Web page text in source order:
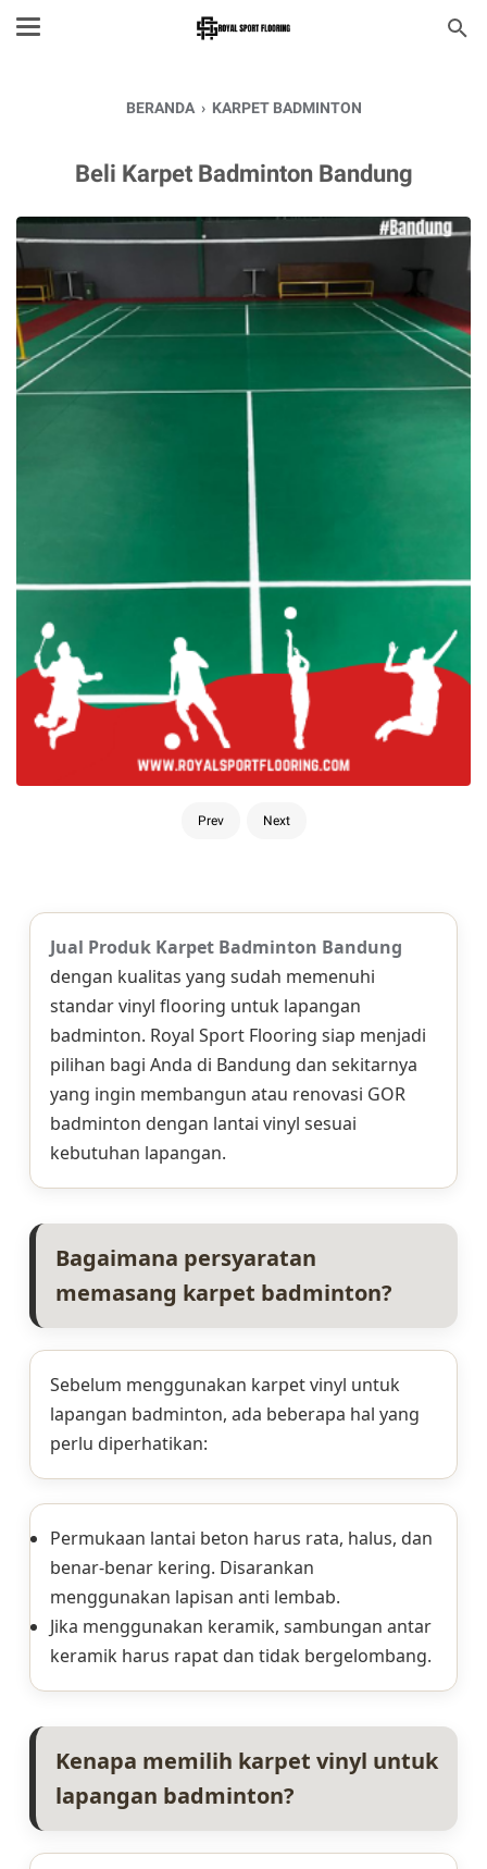
BERANDA › KARPET BADMINTON
Beli Karpet Badminton Bandung
Prev Next
Jual Produk Karpet Badminton Bandung
dengan kualitas yang sudah memenuhi
standar vinyl flooring untuk lapangan
badminton. Royal Sport Flooring siap menjadi
pilihan bagi Anda di Bandung dan sekitarnya
yang ingin membangun atau renovasi GOR
badminton dengan lantai vinyl sesuai
kebutuhan lapangan.
Bagaimana persyaratan
memasang karpet badminton?
Sebelum menggunakan karpet vinyl untuk
lapangan badminton, ada beberapa hal yang
perlu diperhatikan:
Permukaan lantai beton harus rata, halus, dan
benar-benar kering. Disarankan
menggunakan lapisan anti lembab.
Jika menggunakan keramik, sambungan antar
keramik harus rapat dan tidak bergelombang.
Kenapa memilih karpet vinyl untuk
lapangan badminton?